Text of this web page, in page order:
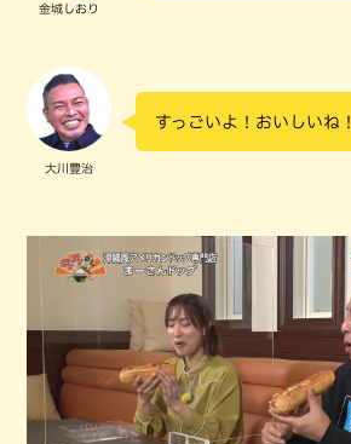
金城しおり
大川豊治
すっごいよ！おいしいね！